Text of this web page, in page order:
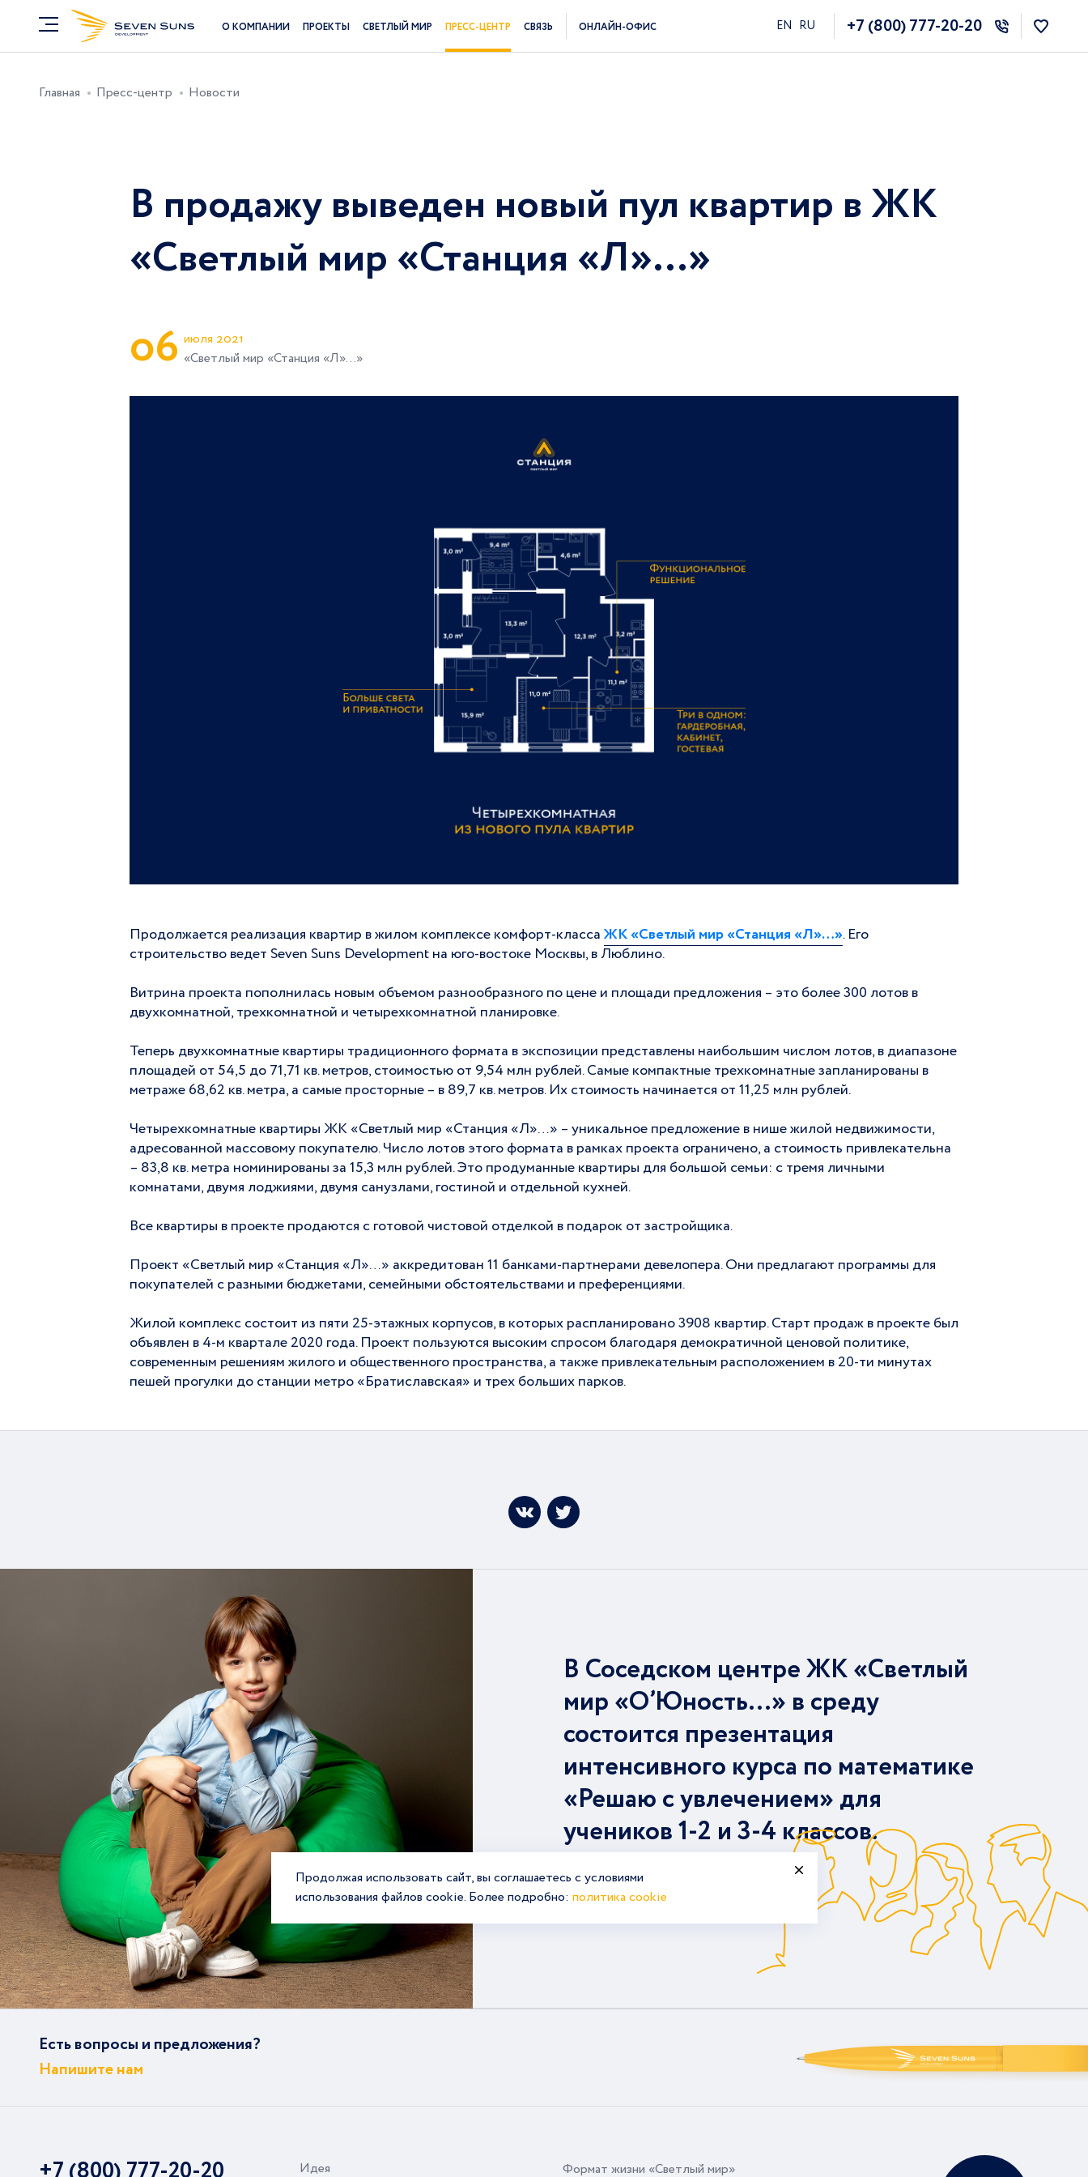
Продолжая использовать сайт, вы соглашаетесь с условиями
использования файлов cookie. Более подробно: политика cookie
О КОМПАНИИ ПРОЕКТЫ СВЕТЛЫЙ МИР ПРЕСС-ЦЕНТР СВЯЗЬ ОНЛАЙН-ОФИС EN RU +7 (800) 777-20-20
Главная Пресс-центр Новости
В продажу выведен новый пул квартир в ЖК
«Светлый мир «Станция «Л»…»
06 июля 2021
«Светлый мир «Станция «Л»…»
Продолжается реализация квартир в жилом комплексе комфорт-классаЖК «Светлый мир «Станция «Л»…». Его
строительство ведет Seven Suns Development на юго-востоке Москвы, в Люблино.
Витрина проекта пополнилась новым объемом разнообразного по цене и площади предложения – это более 300 лотов в
двухкомнатной, трехкомнатной и четырехкомнатной планировке.
Теперь двухкомнатные квартиры традиционного формата в экспозиции представлены наибольшим числом лотов, в диапазоне
площадей от 54,5 до 71,71 кв. метров, стоимостью от 9,54 млн рублей. Самые компактные трехкомнатные запланированы в
метраже 68,62 кв. метра, а самые просторные – в 89,7 кв. метров. Их стоимость начинается от 11,25 млн рублей.
Четырехкомнатные квартиры ЖК «Светлый мир «Станция «Л»…» – уникальное предложение в нише жилой недвижимости,
адресованной массовому покупателю. Число лотов этого формата в рамках проекта ограничено, а стоимость привлекательна
– 83,8 кв. метра номинированы за 15,3 млн рублей. Это продуманные квартиры для большой семьи: с тремя личными
комнатами, двумя лоджиями, двумя санузлами, гостиной и отдельной кухней.
Все квартиры в проекте продаются с готовой чистовой отделкой в подарок от застройщика.
Проект «Светлый мир «Станция «Л»…» аккредитован 11 банками-партнерами девелопера. Они предлагают программы для
покупателей с разными бюджетами, семейными обстоятельствами и преференциями.
Жилой комплекс состоит из пяти 25-этажных корпусов, в которых распланировано 3908 квартир. Старт продаж в проекте был
объявлен в 4-м квартале 2020 года. Проект пользуются высоким спросом благодаря демократичной ценовой политике,
современным решениям жилого и общественного пространства, а также привлекательным расположением в 20-ти минутах
пешей прогулки до станции метро «Братиславская» и трех больших парков.
В Соседском центре ЖК «Светлый
мир «О’Юность…» в среду
состоится презентация
интенсивного курса по математике
«Решаю с увлечением» для
учеников 1-2 и 3-4 классов.
Подробнее
Есть вопросы и предложения?
Напишите нам
Идея Формат жизни «Светлый мир»